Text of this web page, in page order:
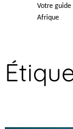
Votre guide
Afrique